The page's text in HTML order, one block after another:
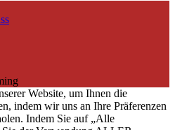
Website, um Ihnen die
indem wir uns an Ihre Präferenzen
Indem Sie auf „Alle